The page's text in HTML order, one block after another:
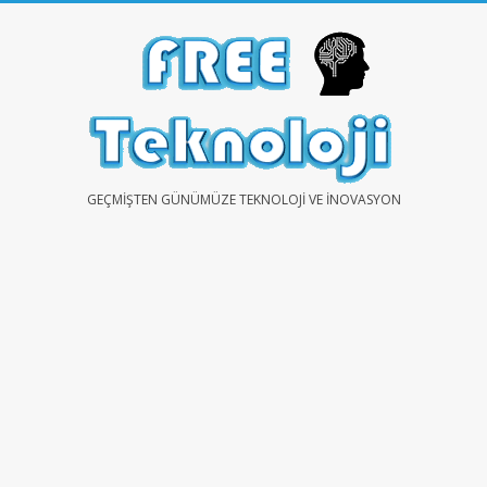
FREEGEÇMIŞTEN GÜNÜMÜZE TEKNOLOJI VE İNOVASYON